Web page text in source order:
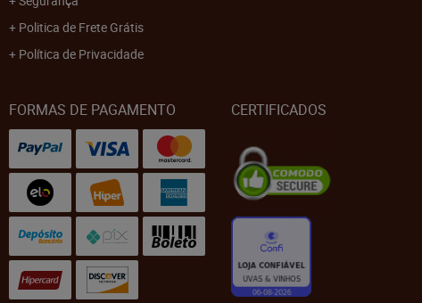
Politica de Frete Grátis
Política de Privacidade
FORMAS DE PAGAMENTO CERTIFICADOS